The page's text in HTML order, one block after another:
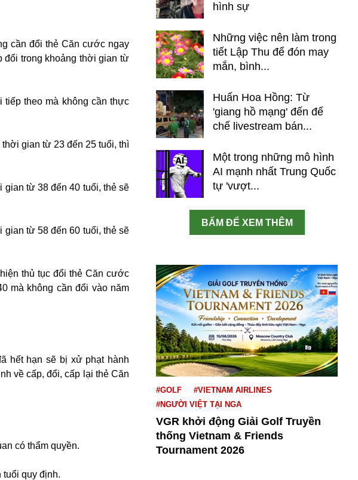
cần đổi thẻ Căn cước ngay
đổi trong khoảng thời gian từ
theo mà không cần thực
gian từ 23 đến 25 tuổi, thì
từ 38 đến 40 tuổi, thẻ sẽ
từ 58 đến 60 tuổi, thẻ sẽ
thủ tục đổi thẻ Căn cước
mà không cần đổi vào năm
hết hạn sẽ bị xử phạt hành
về cấp, đổi, cấp lại thẻ Căn
có thẩm quyền.
quy định.
hình sự
Những việc nên làm trong
tiết Lập Thu để đón may
mắn, bình...
Huấn Hoa Hồng: Từ
'giang hồ mạng' đến đế
chế livestream bán...
Một trong những mô hình
AI mạnh nhất Trung Quốc
tự 'vượt...
BẤM ĐỂ XEM THÊM
#GOLF
#VIETNAM AIRLINES
#NGƯỜI VIỆT TẠI NGA
VGR khởi động Giải Golf Truyền
thống Vietnam & Friends
Tournament 2026